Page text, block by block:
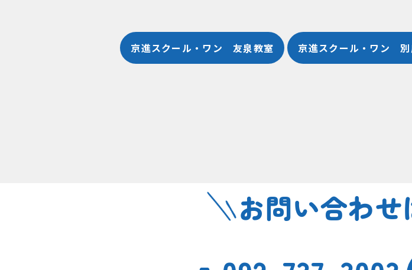
京進スクール・ワン 友泉教室 京進スクール・ワン 別
お問い合わせ